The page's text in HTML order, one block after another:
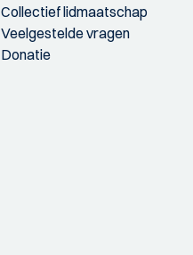
Collectief lidmaatschap
Veelgestelde vragen
Donatie